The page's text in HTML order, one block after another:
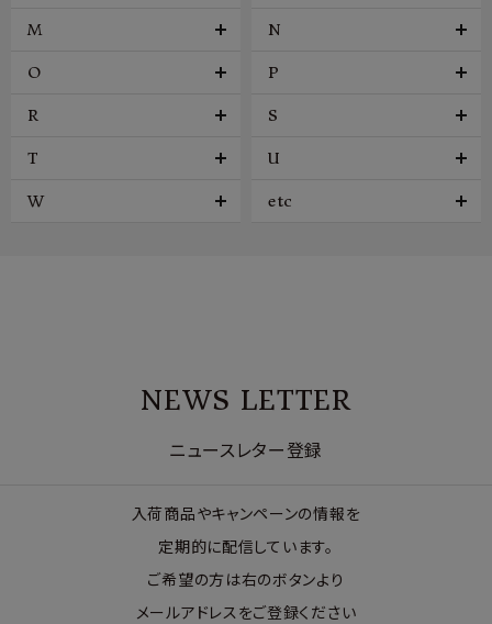
M N
O P
R S
T U
W etc
NEWS LETTER
ニュースレター登録
入荷商品やキャンペーンの情報を
定期的に配信しています。
ご希望の方は右のボタンより
メールアドレスをご登録ください